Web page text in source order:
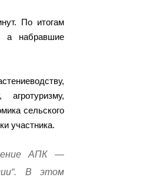
По итогам
а набравшие
сельского
участника.
АПК —
В этом